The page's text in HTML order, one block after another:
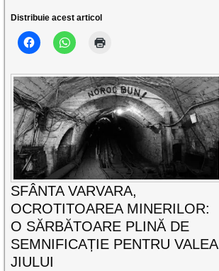
Distribuie acest articol
SFÂNTA VARVARA,
OCROTITOAREA MINERILOR:
O SĂRBĂTOARE PLINĂ DE
SEMNIFICAȚIE PENTRU VALEA
JIULUI